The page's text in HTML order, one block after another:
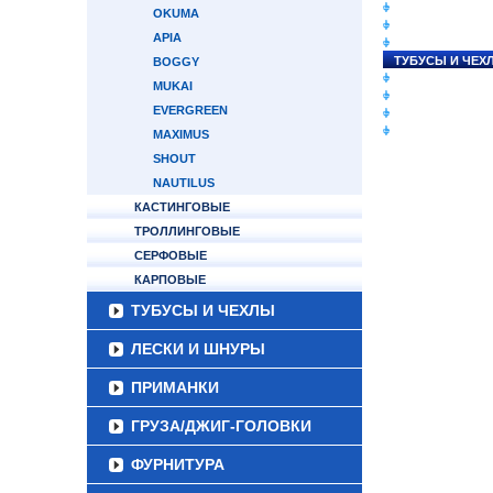
OKUMA
APIA
BOGGY
MUKAI
EVERGREEN
MAXIMUS
SHOUT
NAUTILUS
КАСТИНГОВЫЕ
ТРОЛЛИНГОВЫЕ
СЕРФОВЫЕ
КАРПОВЫЕ
ТУБУСЫ И ЧЕХЛЫ
ЛЕСКИ И ШНУРЫ
ПРИМАНКИ
ГРУЗА/ДЖИГ-ГОЛОВКИ
ФУРНИТУРА
ТУБУСЫ И